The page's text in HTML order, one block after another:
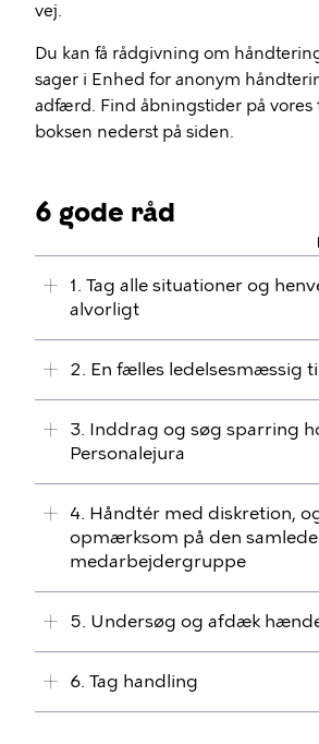
vej.
Du kan få rådgivning om
sager i Enhed for anonym
adfærd. Find åbningstider på vores
boksen nederst på siden.
6 gode råd
1. Tag alle situationer og
alvorligt
2. En fælles ledelsesmæssig
3. Inddrag og søg sparring
Personalejura
4. Håndtér med diskretion,
opmærksom på den samlede
medarbejdergruppe
5. Undersøg og afdæk
6. Tag handling